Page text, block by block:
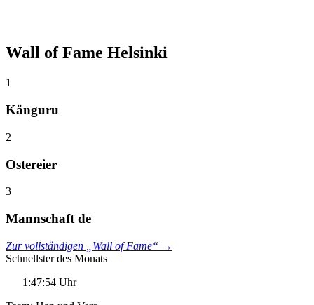
Wall of Fame Helsinki
1
Känguru
2
Ostereier
3
Mannschaft de
Zur vollständigen „Wall of Fame“ →
Schnellster des Monats
1:47:54 Uhr